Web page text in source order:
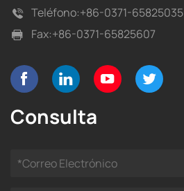
Teléfono:+86-0371-65825035
Fax:+86-0371-65825607
Consulta